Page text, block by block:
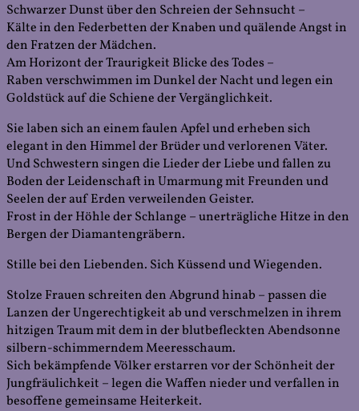
Schwarzer Dunst über den Schreien der Sehnsucht –
Kälte in den Federbetten der Knaben und quälende Angst in
den Fratzen der Mädchen.
Am Horizont der Traurigkeit Blicke des Todes –
Raben verschwimmen im Dunkel der Nacht und legen ein
Goldstück auf die Schiene der Vergänglichkeit.
Sie laben sich an einem faulen Apfel und erheben sich
elegant in den Himmel der Brüder und verlorenen Väter.
Und Schwestern singen die Lieder der Liebe und fallen zu
Boden der Leidenschaft in Umarmung mit Freunden und
Seelen der auf Erden verweilenden Geister.
Frost in der Höhle der Schlange – unerträgliche Hitze in den
Bergen der Diamantengräbern.
Stille bei den Liebenden. Sich Küssend und Wiegenden.
Stolze Frauen schreiten den Abgrund hinab – passen die
Lanzen der Ungerechtigkeit ab und verschmelzen in ihrem
hitzigen Traum mit dem in der blutbefleckten Abendsonne
silbern-schimmerndem Meeresschaum.
Sich bekämpfende Völker erstarren vor der Schönheit der
Jungfräulichkeit – legen die Waffen nieder und verfallen in
besoffene gemeinsame Heiterkeit.